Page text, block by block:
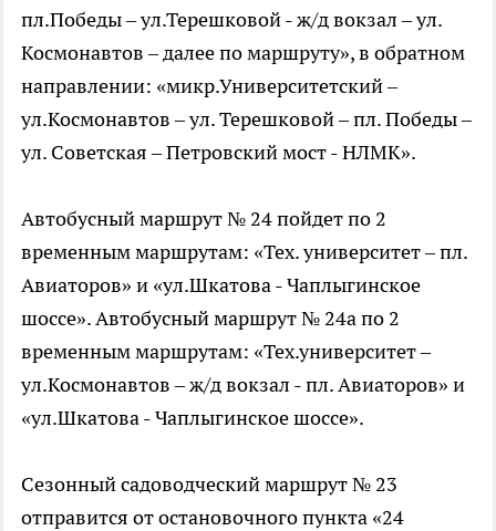
пл.Победы – ул.Терешковой - ж/д вокзал – ул.
Космонавтов – далее по маршруту», в обратном
направлении: «микр.Университетский –
ул.Космонавтов – ул. Терешковой – пл. Победы –
ул. Советская – Петровский мост - НЛМК».
Автобусный маршрут № 24 пойдет по 2
временным маршрутам: «Тех. университет – пл.
Авиаторов» и «ул.Шкатова - Чаплыгинское
шоссе». Автобусный маршрут № 24а по 2
временным маршрутам: «Тех.университет –
ул.Космонавтов – ж/д вокзал - пл. Авиаторов» и
«ул.Шкатова - Чаплыгинское шоссе».
Сезонный садоводческий маршрут № 23
отправится от остановочного пункта «24